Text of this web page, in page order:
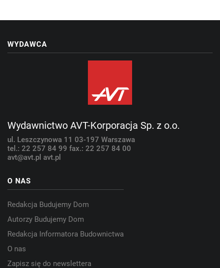
WYDAWCA
Wydawnictwo AVT-Korporacja Sp. z o.o.
ul. Leszczynowa 11 03-197 Warszawa
tel.: 22 257 84 99 fax.: 22 257 84 00
avt@avt.pl avt.pl
O NAS
Redakcja Budujemy Dom
Autorzy Budujemy Dom
Redakcja Informatora Budownictwa
O nas
Zapisz się do newslettera